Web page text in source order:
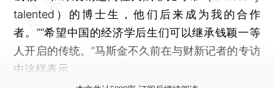
talented）的博士生，他们后来成为我的合作
者。”“希望中国的经济学后生们可以继承钱颖一等
人开启的传统。”马斯金不久前在与财新记者的专访
中这样表示。